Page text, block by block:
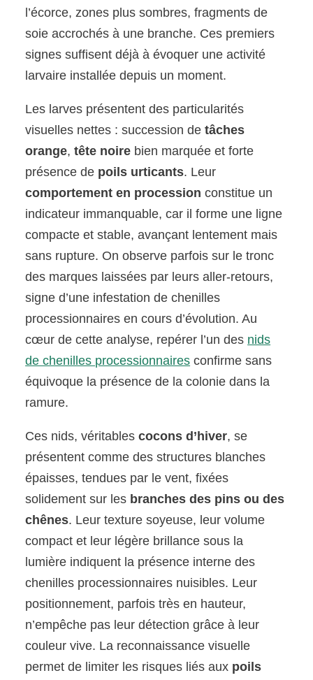
l’écorce, zones plus sombres, fragments de
soie accrochés à une branche. Ces premiers
signes suffisent déjà à évoquer une activité
larvaire installée depuis un moment.
Les larves présentent des particularités
visuelles nettes : succession detâches
orange,tête noire bien marquée et forte
présence de poils urticants. Leur
comportement en procession constitue un
indicateur immanquable, car il forme une ligne
compacte et stable, avançant lentement mais
sans rupture. On observe parfois sur le tronc
des marques laissées par leurs aller-retours,
signe d’une infestation de chenilles
processionnaires en cours d’évolution. Au
cœur de cette analyse, repérer l’un des nids
de chenilles processionnaires confirme sans
équivoque la présence de la colonie dans la
ramure.
Ces nids, véritablescocons d’hiver, se
présentent comme des structures blanches
épaisses, tendues par le vent, fixées
solidement sur les branches des pins ou des
chênes. Leur texture soyeuse, leur volume
compact et leur légère brillance sous la
lumière indiquent la présence interne des
chenilles processionnaires nuisibles. Leur
positionnement, parfois très en hauteur,
n’empêche pas leur détection grâce à leur
couleur vive. La reconnaissance visuelle
permet de limiter les risques liés aux poils